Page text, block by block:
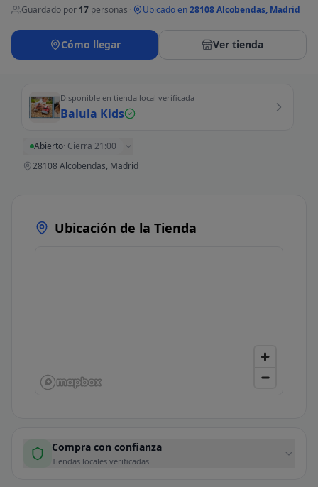
Guardado por 17 personas Ubicado en28108 Alcobendas, Madrid
Cómo llegar Ver tienda
Disponible en tienda local verificada
Balula Kids
Abierto· Cierra 21:00
28108 Alcobendas, Madrid
Ubicación de la Tienda
Compra con confianza
Tiendas locales verificadas